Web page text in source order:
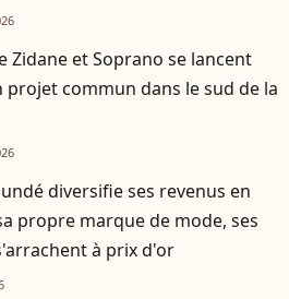
Zidane et Soprano se lancent
projet commun dans le sud de la
diversifie ses revenus en
propre marque de mode, ses
à prix d'or